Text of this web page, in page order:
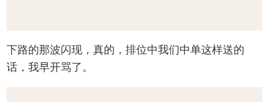
下路的那波闪现，真的，排位中我们中单这样送的
话，我早开骂了。